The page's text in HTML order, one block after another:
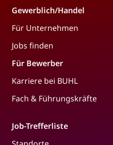
Gewerblich/Handel
Für Unternehmen
Jobs finden
Für Bewerber
Karriere bei BUHL
Fach & Führungskräfte
Job-Trefferliste